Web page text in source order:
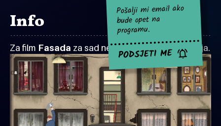
Info
Za film Fasada za sad nema najavljenih projekcija.
Pošalji mi email ako
bude opet na
programu.
PODSJETI ME